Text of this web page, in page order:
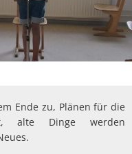
Ende zu, Plänen für die
alte Dinge werden